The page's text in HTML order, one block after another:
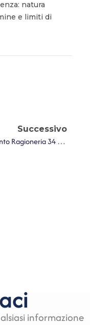
natura
e limiti di
Successivo
Il Sunto Ragioneria 34 2024
informazione